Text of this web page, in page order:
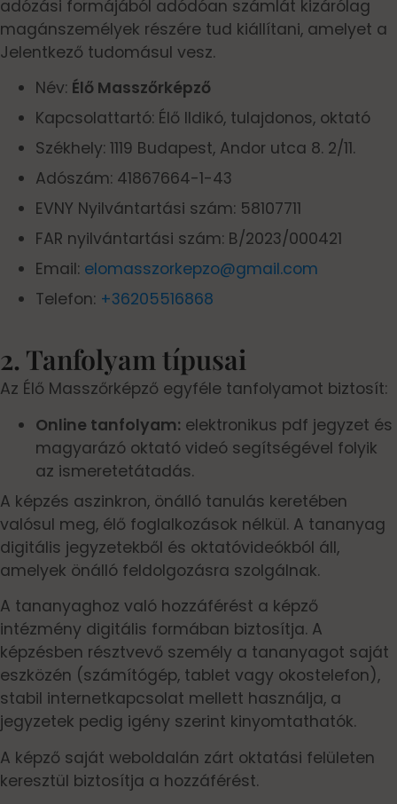
adózási formájából adódóan számlát kizárólag
magánszemélyek részére tud kiállítani, amelyet a
Jelentkező tudomásul vesz.
Név: Élő Masszőrképző
Kapcsolattartó: Élő Ildikó, tulajdonos, oktató
Székhely: 1119 Budapest, Andor utca 8. 2/11.
Adószám: 41867664-1-43
EVNY Nyilvántartási szám: 58107711
FAR nyilvántartási szám: B/2023/000421
Email: elomasszorkepzo@gmail.com
Telefon: +36205516868
2. Tanfolyam típusai
Az Élő Masszőrképző egyféle tanfolyamot biztosít:
Online tanfolyam: elektronikus pdf jegyzet és
magyarázó oktató videó segítségével folyik
az ismeretetátadás.
A képzés aszinkron, önálló tanulás keretében
valósul meg, élő foglalkozások nélkül. A tananyag
digitális jegyzetekből és oktatóvideókból áll,
amelyek önálló feldolgozásra szolgálnak.
A tananyaghoz való hozzáférést a képző
intézmény digitális formában biztosítja. A
képzésben résztvevő személy a tananyagot saját
eszközén (számítógép, tablet vagy okostelefon),
stabil internetkapcsolat mellett használja, a
jegyzetek pedig igény szerint kinyomtathatók.
A képző saját weboldalán zárt oktatási felületen
keresztül biztosítja a hozzáférést.